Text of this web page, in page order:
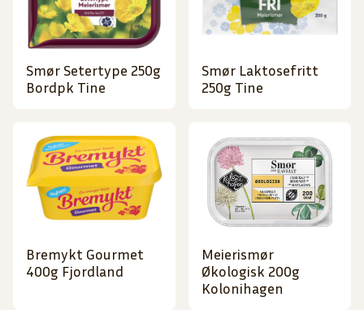
Smør Setertype 250g
Bordpk Tine
Smør Laktosefritt
250g Tine
Bremykt Gourmet
400g Fjordland
Meierismør
Økologisk 200g
Kolonihagen